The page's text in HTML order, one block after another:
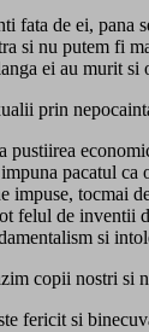
fata de ei, pana
si nu putem fi
ei au murit si
prin
pustiirea
pacatul ca
impuse, tocmai
felul de inventii
si
copii nostri si
fericit si